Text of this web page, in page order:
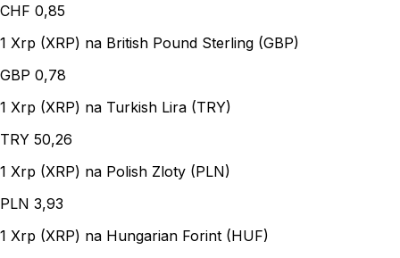
CHF 0,85
1 Xrp (XRP) na British Pound Sterling (GBP)
GBP 0,78
1 Xrp (XRP) na Turkish Lira (TRY)
TRY 50,26
1 Xrp (XRP) na Polish Zloty (PLN)
PLN 3,93
1 Xrp (XRP) na Hungarian Forint (HUF)